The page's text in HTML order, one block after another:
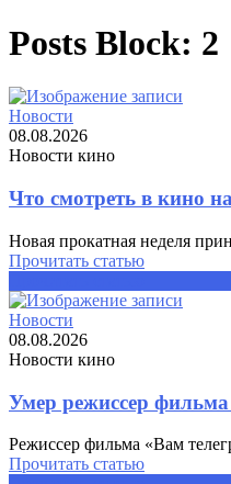
Posts Block: 2
Новости
08.08.2026
Новости кино
Что смотреть в кино
Новая прокатная неделя
Прочитать статью
Новости
08.08.2026
Новости кино
Умер режиссер
Режиссер фильма «Вам
Прочитать статью